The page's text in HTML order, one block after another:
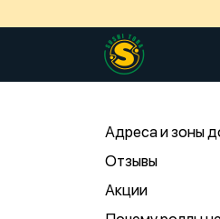
Адреса и зоны
Отзывы
Акции